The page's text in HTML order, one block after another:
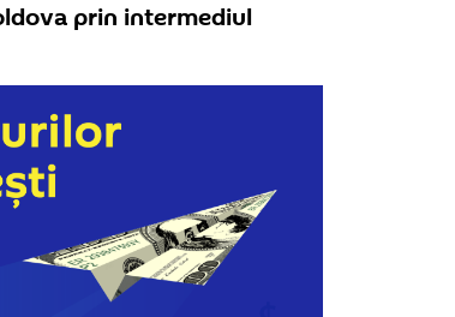
prin intermediul